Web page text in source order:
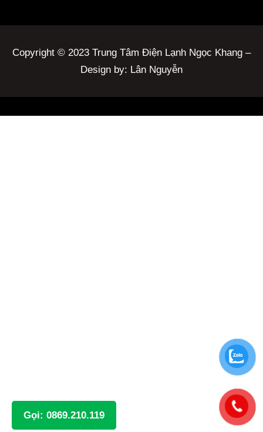
Gọi: 0869.210.119
Copyright © 2023 Trung Tâm Điện Lạnh Ngọc Khang –
Design by: Lân Nguyễn